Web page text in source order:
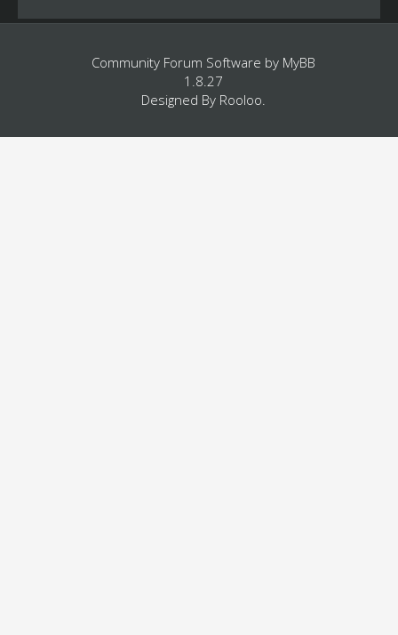
Community Forum Software by MyBB
1.8.27
Designed By Rooloo.